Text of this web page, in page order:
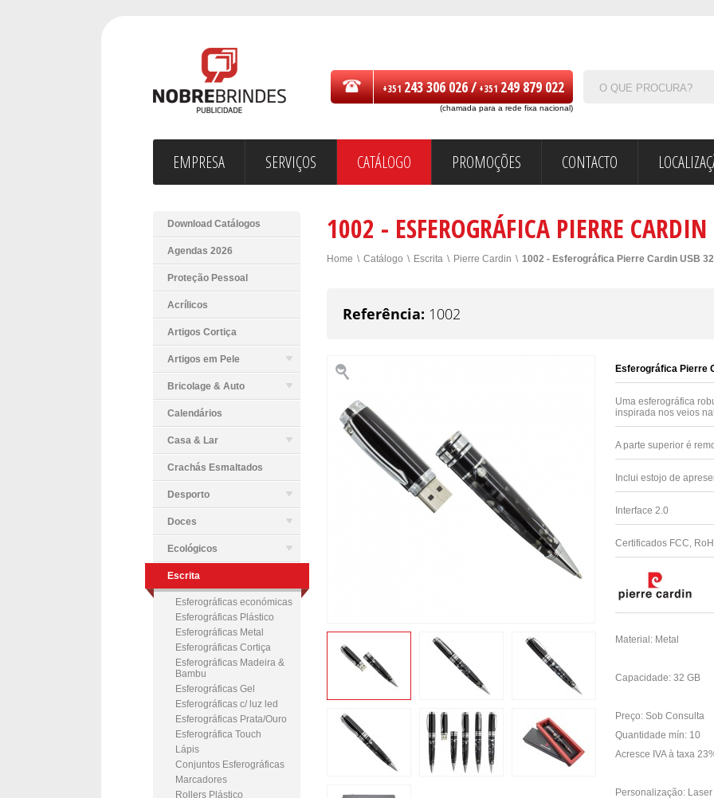
+351243 306 026 /+351249 879 022
(chamada para a rede fixa nacional)
EMPRESA SERVIÇOS CATÁLOGO PROMOÇÕES CONTACTO
Download Catálogos
Agendas 2026
Proteção Pessoal
Acrílicos
Artigos Cortiça
Artigos em Pele
Bricolage & Auto
Calendários
Casa & Lar
Crachás Esmaltados
Desporto
Doces
Ecológicos
Escrita
Esferográficas económicas
Esferográficas Plástico
Esferográficas Metal
Esferográficas Cortiça
Esferográficas Madeira &
Bambu
Esferográficas Gel
Esferográficas c/ luz led
Esferográficas Prata/Ouro
Esferográfica Touch
Lápis
Conjuntos Esferográficas
Marcadores
Rollers Plástico
1002 - ESFEROGRÁFICA PIERRE
Home \ Catálogo \ Escrita \ Pierre Cardin \ 1002 - Esferográfica Pierre Cardin USB
Referência: 1002
Esferográfica Pierre
Uma esferográfica
inspirada nos veios
A parte superior é
Inclui estojo de
Interface 2.0
Certificados FCC,
Material: Metal
Capacidade: 32 GB
Preço: Sob Consulta
Quantidade mín: 10
Acresce IVA à taxa
Personalização: Laser